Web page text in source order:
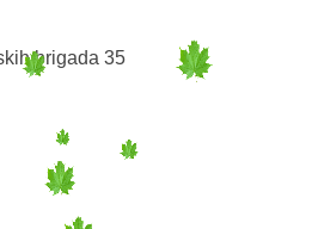
brigada 35